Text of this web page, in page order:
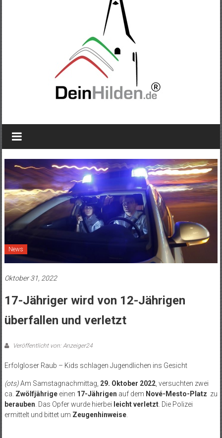
News
Oktober 31, 2022
17-Jähriger wird von 12-Jährigen
überfallen und verletzt
Veröffentlicht von: Anzeiger24
Erfolgloser Raub – Kids schlagen Jugendlichen ins Gesicht
(ots)Am Samstagnachmittag, 29. Oktober 2022, versuchten zwei
ca. Zwölfjährigeeinen 17-Jährigen auf dem Nové-Mesto-Platz zu
berauben . Das Opfer wurde hierbei leicht verletzt. Die Polizei
ermittelt und bittet um Zeugenhinweise.